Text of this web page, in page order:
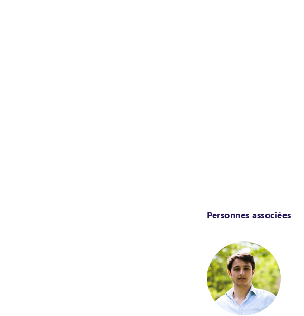
Personnes associées